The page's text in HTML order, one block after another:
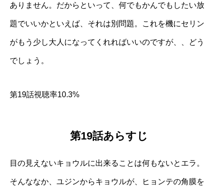
ありません。だからといって、何でもかんでもしたい放
題でいいかといえば、それは別問題。これを機にセリン
がもう少し大人になってくれればいいのですが、、どう
でしょう。
第19話視聴率10.3%
第19話あらすじ
目の見えないキョウルに出来ることは何もないとエラ。
そんななか、ユジンからキョウルが、ヒョンテの角膜を